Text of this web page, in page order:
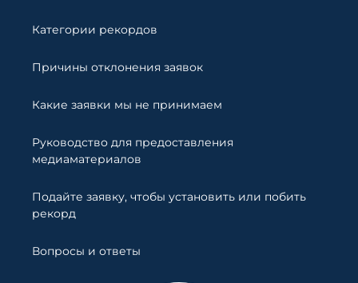
Категории рекордов
Причины отклонения заявок
Какие заявки мы не принимаем
Руководство для предоставления
медиаматериалов
Подайте заявку, чтобы установить или побить
рекорд
Вопросы и ответы